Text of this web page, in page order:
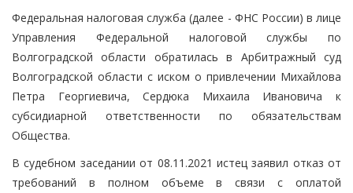
Федеральная налоговая служба (далее - ФНС России) в лице
Управления Федеральной налоговой службы по
Волгоградской области обратилась в Арбитражный суд
Волгоградской области с иском о привлечении Михайлова
Петра Георгиевича, Сердюка Михаила Ивановича к
субсидиарной ответственности по обязательствам
Общества.
В судебном заседании от 08.11.2021 истец заявил отказ от
требований в полном объеме в связи с оплатой